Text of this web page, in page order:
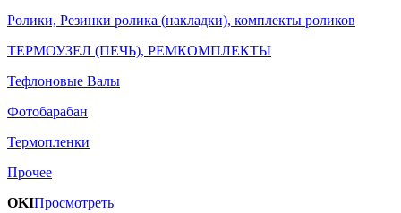
Ролики, Резинки ролика (накладки), комплекты роликов
ТЕРМОУЗЕЛ (ПЕЧЬ), РЕМКОМПЛЕКТЫ
Тефлоновые Валы
Фотобарабан
Термопленки
Прочее
OKIПросмотреть